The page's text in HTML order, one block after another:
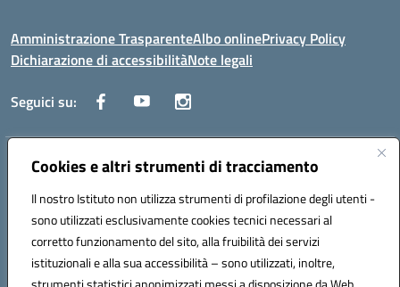
Cookies e altri strumenti di tracciamento
Il nostro Istituto non utilizza strumenti di profilazione degli utenti -
sono utilizzati esclusivamente cookies tecnici necessari al
corretto funzionamento del sito, alla fruibilità dei servizi
istituzionali e alla sua accessibilità – sono utilizzati, inoltre,
Amministrazione TrasparenteAlbo onlinePrivacy Policy
Dichiarazione di accessibilitàNote legali
Seguici su:
Indirizzo:Corso Fornari, 1 - 70056 Molfetta
Posta elettronica certificata (PEC):BARH04000D@pec.istruzione.it
Codice fiscale: 93249230728
Codice meccanografico: BARH04000D